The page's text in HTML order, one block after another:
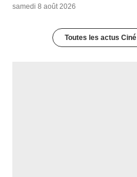
samedi 8 août 2026
Toutes les actus Ciné